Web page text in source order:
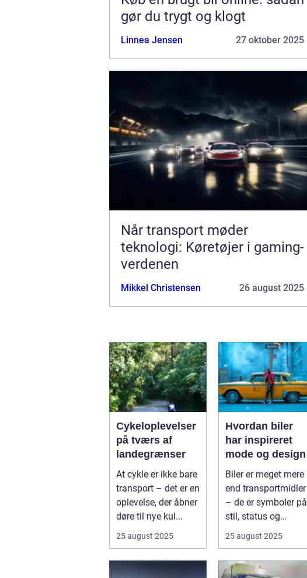
gør du trygt og klogt
Linnea Jensen 27 oktober 2025
Når transport møder
teknologi: Køretøjer i gaming-
verdenen
Mikkel Christensen 26 august 2025
Cykeloplevelser
på tværs af
landegrænser
At cykle er ikke bare
transport – det er en
oplevelse, der åbner
døre til nye kul...
25 august 2025
Hvordan biler
har inspireret
mode og design
Biler er meget mere
end transportmidler
– de er symboler på
stil, status og
25 august 2025